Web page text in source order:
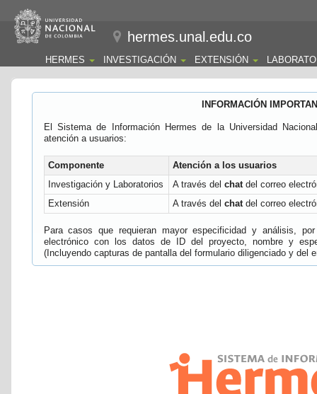
hermes.unal.edu.co
HERMES INVESTIGACIÓN EXTENSIÓN
INFORMACIÓN
El Sistema de Información Hermes de la Universidad
atención a usuarios:
Componente
Atención a los usuarios
Investigación y Laboratorios
A través del chatdel correo
Extensión
A través del chatdel correo
Para casos que requieran mayor especificidad y análisis,
electrónico con los datos de ID del proyecto, nombre y
(Incluyendo capturas de pantalla del formulario diligenciado y del